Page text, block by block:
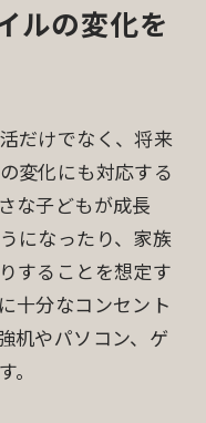
ルの変化を
だけでなく、将来
変化にも対応する
な子どもが成長
になったり、家族
することを想定す
十分なコンセント
机やパソコン、ゲ